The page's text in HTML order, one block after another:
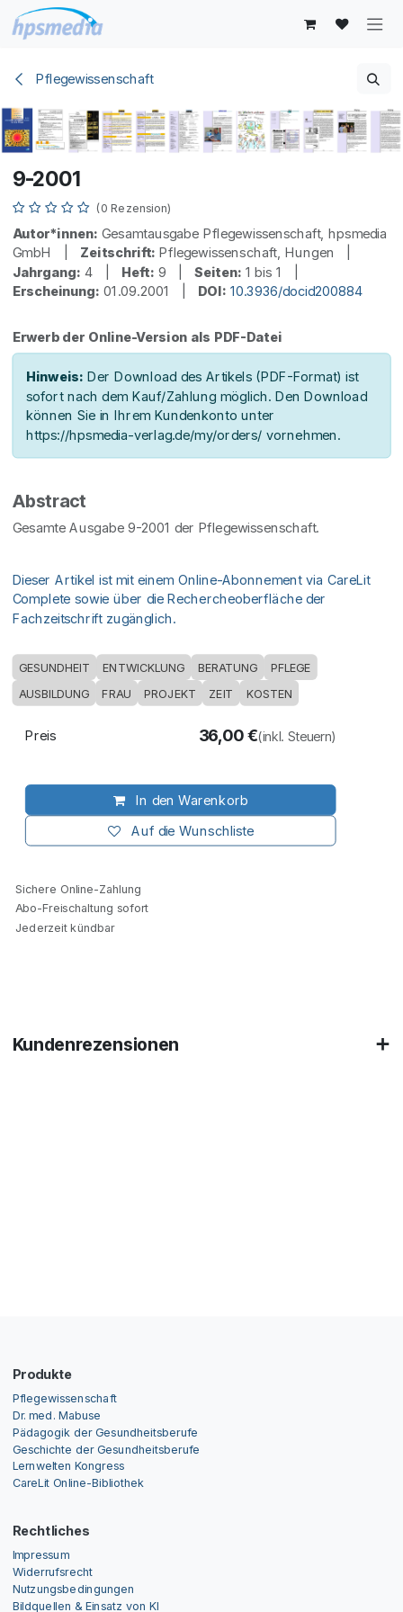
Zum Inhalt springen
Pflegewissenschaft
9-2001
(0 Rezension)
Autor*innen: Gesamtausgabe Pflegewissenschaft, hpsmedia
GmbH | Zeitschrift: Pflegewissenschaft, Hungen |
Jahrgang: 4 | Heft: 9 | Seiten: 1 bis 1 |
Erscheinung: 01.09.2001 | DOI: 10.3936/docid200884
Erwerb der Online-Version als PDF-Datei
Hinweis: Der Download des Artikels (PDF-Format) ist
sofort nach dem Kauf/Zahlung möglich. Den Download
können Sie in Ihrem Kundenkonto unter
https://hpsmedia-verlag.de/my/orders/ vornehmen.
Abstract
Gesamte Ausgabe 9-2001 der Pflegewissenschaft.
Dieser Artikel ist mit einem Online-Abonnement via CareLit
Complete sowie über die Rechercheoberfläche der
Fachzeitschrift zugänglich.
GESUNDHEIT ENTWICKLUNG BERATUNG
PFLEGE
AUSBILDUNG
FRAU PROJEKT ZEIT KOSTEN
In den Warenkorb
Auf die Wunschliste
Preis 36,00€(inkl. Steuern)
Sichere Online-Zahlung
Abo-Freischaltung sofort
Jederzeit kündbar
Kundenrezensionen
Produkte
Pflegewissenschaft
Dr. med. Mabuse
Pädagogik der Gesundheitsberufe
Geschichte der Gesundheitsberufe
Lernwelten Kongress
CareLit Online-Bibliothek
Rechtliches
Impressum
Widerrufsrecht
Nutzungsbedingungen
Bildquellen & Einsatz von KI